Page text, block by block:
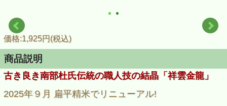
価格:1,925円(税込)
商品説明
古き良き南部杜氏伝統の職人技の結晶「祥雲金龍」
2025年９月 扁平精米でリニューアル!